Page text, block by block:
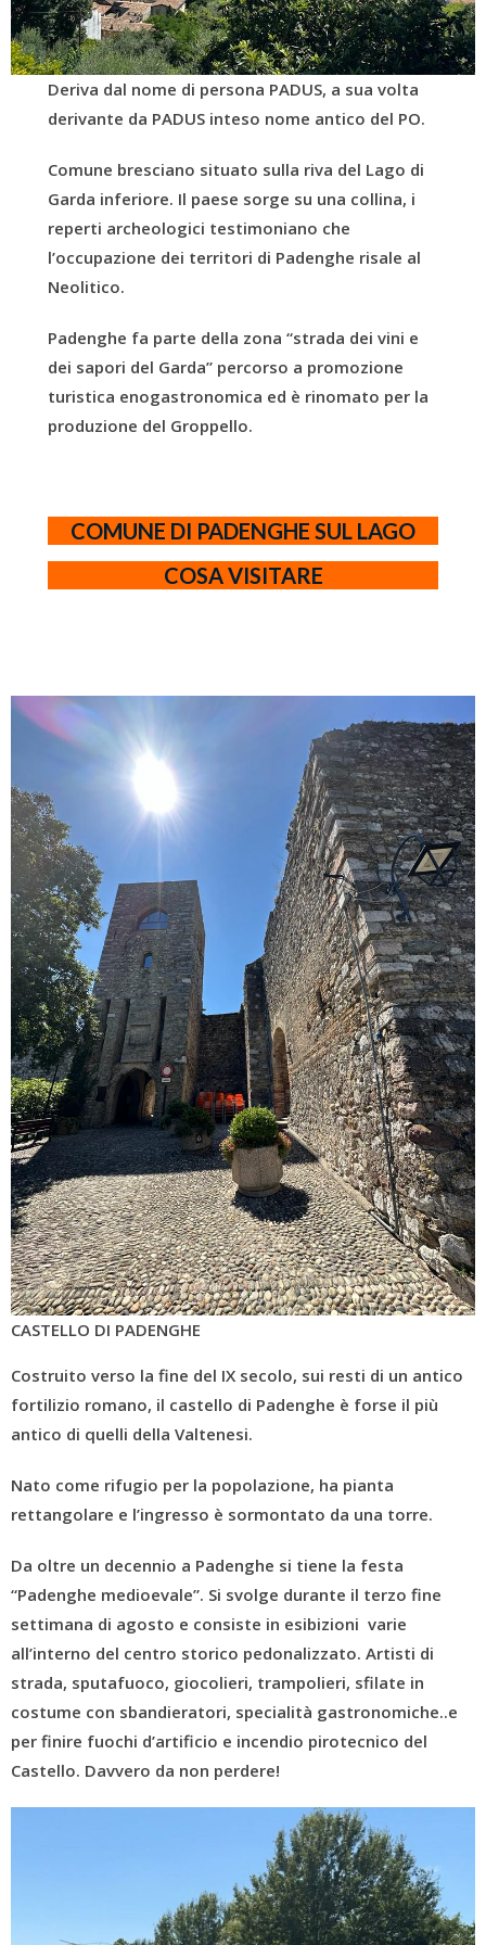
Deriva dal nome di persona PADUS, a sua volta
derivante da PADUS inteso nome antico del PO.
Comune bresciano situato sulla riva del Lago di
Garda inferiore. Il paese sorge su una collina, i
reperti archeologici testimoniano che
l’occupazione dei territori di Padenghe risale al
Neolitico.
Padenghe fa parte della zona “strada dei vini e
dei sapori del Garda” percorso a promozione
turistica enogastronomica ed è rinomato per la
produzione del Groppello.
COMUNE DI PADENGHE SUL LAGO
COSA VISITARE
CASTELLO DI PADENGHE
Costruito verso la fine del IX secolo, sui resti di un antico
fortilizio romano, il castello di Padenghe è forse il più
antico di quelli della Valtenesi.
Nato come rifugio per la popolazione, ha pianta
rettangolare e l’ingresso è sormontato da una torre.
Da oltre un decennio a Padenghe si tiene la festa
“Padenghe medioevale”. Si svolge durante il terzo fine
settimana di agosto e consiste in esibizioni varie
all’interno del centro storico pedonalizzato. Artisti di
strada, sputafuoco, giocolieri, trampolieri, sfilate in
costume con sbandieratori, specialità gastronomiche..e
per finire fuochi d’artificio e incendio pirotecnico del
Castello. Davvero da non perdere!